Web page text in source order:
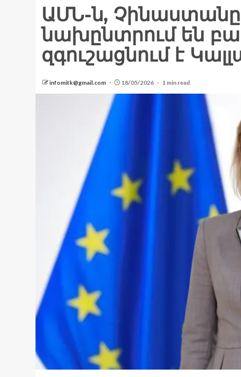
ԱՄՆ-ն,
նախընտրում են
զգուշացնում է
infomitk@gmail.com 18/05/2026 1 min read